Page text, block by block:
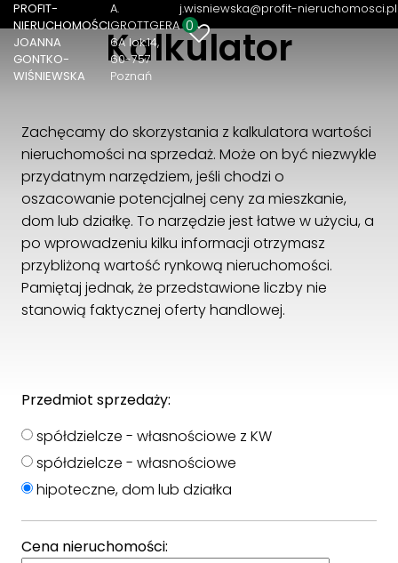
PROFIT-
NIERUCHOMOŚCI
JOANNA
GONTKO-
WIŚNIEWSKA
A.
GROTTGERA
6A lok.14
60-757
Poznań
j.wisniewska@profit-nieruchomosci.pl
0
PROFIT-NIERUCHOMOŚCI JOANNA GONTKO-
WIŚNIEWSKA
A. GROTTGERA 6A lok.14
+48 533 300 310
j.wisniewska@profit-nieruchomosci.pl
Kalkulator
Zachęcamy do skorzystania z kalkulatora wartości
nieruchomości na sprzedaż. Może on być niezwykle
przydatnym narzędziem, jeśli chodzi o
oszacowanie potencjalnej ceny za mieszkanie,
dom lub działkę. To narzędzie jest łatwe w użyciu, a
po wprowadzeniu kilku informacji otrzymasz
przybliżoną wartość rynkową nieruchomości.
Pamiętaj jednak, że przedstawione liczby nie
stanowią faktycznej oferty handlowej.
Przedmiot sprzedaży:
spółdzielcze - własnościowe z KW
spółdzielcze - własnościowe
hipoteczne, dom lub działka
Cena nieruchomości: